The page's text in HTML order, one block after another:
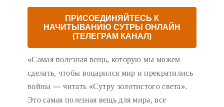
ПРИСОЕДИНЯЙТЕСЬ К
НАЧИТЫВАНИЮ СУТРЫ ОНЛАЙН
(ТЕЛЕГРАМ КАНАЛ)
«Самая полезная вещь, которую мы можем
сделать, чтобы воцарился мир и прекратились
войны — читать «Сутру золотистого света».
Это самая полезная вещь для мира, все